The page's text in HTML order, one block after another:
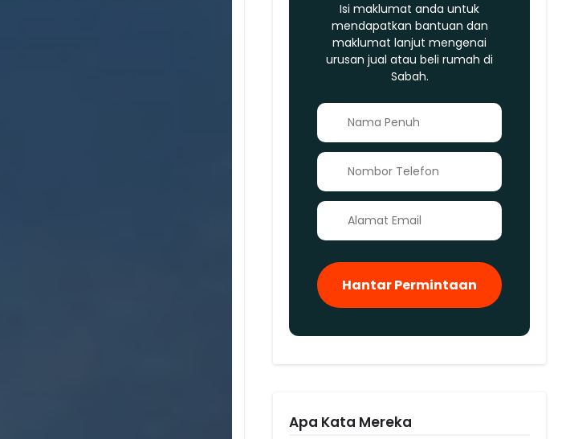
Isi maklumat anda untuk
mendapatkan bantuan dan
maklumat lanjut mengenai
urusan jual atau beli rumah di
Sabah.
Hantar Permintaan
Apa Kata Mereka